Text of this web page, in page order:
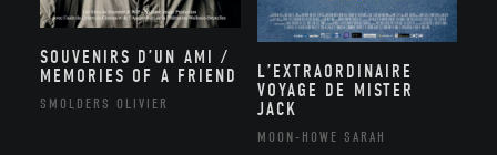
SOUVENIRS D’UN AMI /
MEMORIES OF A FRIEND
SMOLDERS OLIVIER
L’EXTRAORDINAIRE
VOYAGE DE MISTER
JACK
MOON-HOWE SARAH